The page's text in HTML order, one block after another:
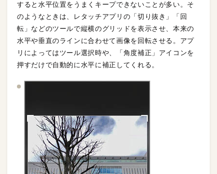
すると水平位置をうまくキープできないことが多い。そ
のようなときは、レタッチアプリの「切り抜き」「回
転」などのツールで縦横のグリッドを表示させ、本来の
水平や垂直のラインに合わせて画像を回転させる。アプ
リによってはツール選択時や、「角度補正」アイコンを
押すだけで自動的に水平に補正してくれる。